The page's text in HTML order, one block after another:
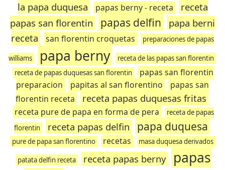
la papa duquesa
papas berny - receta
receta
papas san florentin
papas delfin
papa berni
receta
san florentin croquetas preparaciones de papas
williams papa berny
receta de las papas san florentin
receta de papas duquesas san florentin
papas san florentin
preparacion
papitas al san florentino
papas san
florentin receta
receta papas duquesas fritas
receta pure de papa en forma de pera
receta de papas
florentin
receta papas delfin papa duquesa
pure de papa san florentino recetas masa duquesa derivados
patata delfin receta receta papas berny
papas